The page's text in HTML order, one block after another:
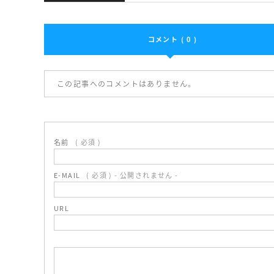
コメント ( 0 )
この記事へのコメントはありません。
名前 ( 必須 )
E-MAIL ( 必須 ) - 公開されません -
URL